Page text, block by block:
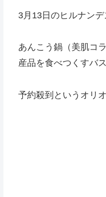
3月13日のヒルナン
あんこう鍋（美肌コ
産品を食べつくすバ
予約殺到というオリ